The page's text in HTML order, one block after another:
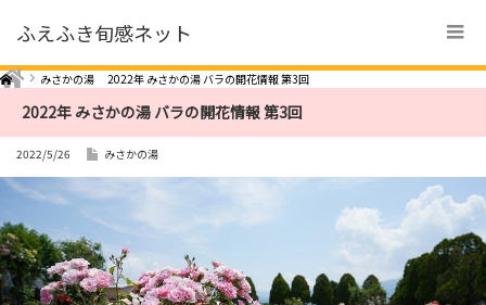
ふえふき旬感ネット
Home みさかの湯 2022年 みさかの湯 バラの開花情報 第3回
2022年 みさかの湯 バラの開花情報 第3回
2022/5/26 みさかの湯